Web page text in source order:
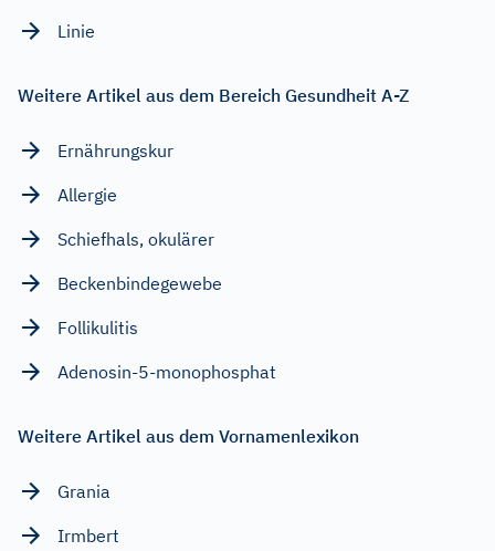
Linie
Weitere Artikel aus dem Bereich Gesundheit A-Z
Ernährungskur
Allergie
Schiefhals, okulärer
Beckenbindegewebe
Follikulitis
Adenosin-5-monophosphat
Weitere Artikel aus dem Vornamenlexikon
Grania
Irmbert